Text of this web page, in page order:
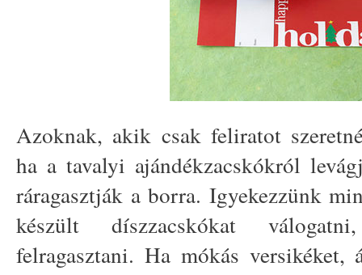
Azoknak, akik csak feliratot
ha a tavalyi ajándékzacskókról
ráragasztják a borra. Igyekezzünk
készült díszzacskókat
felragasztani. Ha mókás versikéket,